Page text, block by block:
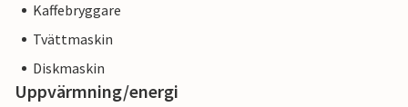
Kaffebryggare
Tvättmaskin
Diskmaskin
Uppvärmning/energi